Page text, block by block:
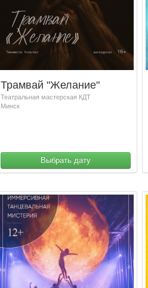
Трамвай "Желание"
Театральная мастерская КДТ
Минск
Выбрать дату